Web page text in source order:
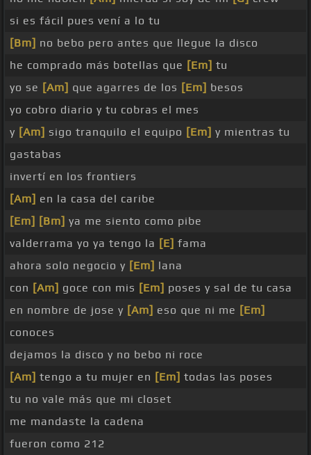
si es fácil pues vení a lo tu
[Bm] no bebo pero antes que llegue la disco
he comprado más botellas que [Em] tu
yo se [Am] que agarres de los [Em] besos
yo cobro diario y tu cobras el mes
y [Am] sigo tranquilo el equipo [Em] y mientras tu
gastabas
invertí en los frontiers
[Am] en la casa del caribe
[Em] [Bm] ya me siento como pibe
valderrama yo ya tengo la [E] fama
ahora solo negocio y [Em] lana
con [Am] goce con mis [Em] poses y sal de tu casa
en nombre de jose y [Am] eso que ni me [Em]
conoces
dejamos la disco y no bebo ni roce
[Am] tengo a tu mujer en [Em] todas las poses
tu no vale más que mi closet
me mandaste la cadena
fueron como 212